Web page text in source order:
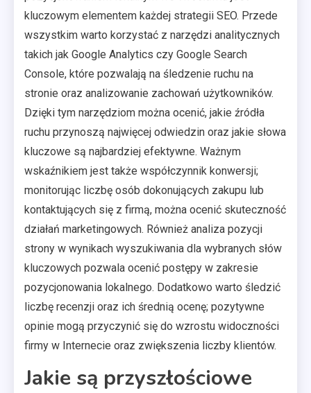
kluczowym elementem każdej strategii SEO. Przede
wszystkim warto korzystać z narzędzi analitycznych
takich jak Google Analytics czy Google Search
Console, które pozwalają na śledzenie ruchu na
stronie oraz analizowanie zachowań użytkowników.
Dzięki tym narzędziom można ocenić, jakie źródła
ruchu przynoszą najwięcej odwiedzin oraz jakie słowa
kluczowe są najbardziej efektywne. Ważnym
wskaźnikiem jest także współczynnik konwersji;
monitorując liczbę osób dokonujących zakupu lub
kontaktujących się z firmą, można ocenić skuteczność
działań marketingowych. Również analiza pozycji
strony w wynikach wyszukiwania dla wybranych słów
kluczowych pozwala ocenić postępy w zakresie
pozycjonowania lokalnego. Dodatkowo warto śledzić
liczbę recenzji oraz ich średnią ocenę; pozytywne
opinie mogą przyczynić się do wzrostu widoczności
firmy w Internecie oraz zwiększenia liczby klientów.
Jakie są przyszłościowe